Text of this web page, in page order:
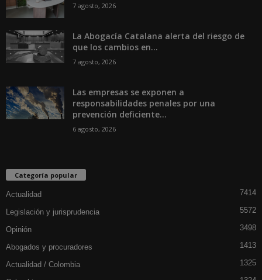
7 agosto, 2026
La Abogacía Catalana alerta del riesgo de
que los cambios en...
7 agosto, 2026
Las empresas se exponen a
responsabilidades penales por una
prevención deficiente...
6 agosto, 2026
Categoría popular
Actualidad 7414
Legislación y jurisprudencia 5572
Opinión 3498
Abogados y procuradores 1413
Actualidad / Colombia 1325